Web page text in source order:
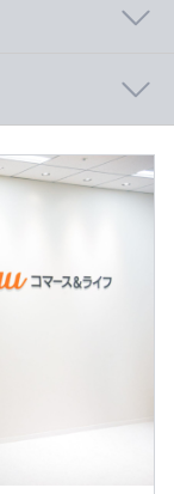
。
。
ています。
待された仕事を
ます。
）
ありません）